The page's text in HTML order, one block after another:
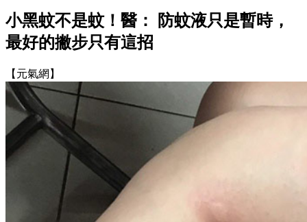
小黑蚊不是蚊！醫： 防蚊液只是暫時，
最好的撇步只有這招
【元氣網】